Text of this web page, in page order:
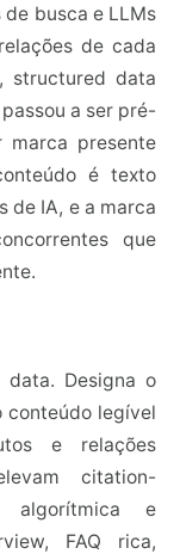
busca e LLMs
de cada
structured data
a ser pré-
marca presente
é texto
de IA, e a marca
que
data. Designa o
conteúdo legível
e relações
citation-
algorítmica e
FAQ rica,